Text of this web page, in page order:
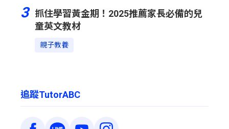
3
抓住學習黃金期！2025推薦家長必備的兒
童英文教材
親子教養
追蹤TutorABC